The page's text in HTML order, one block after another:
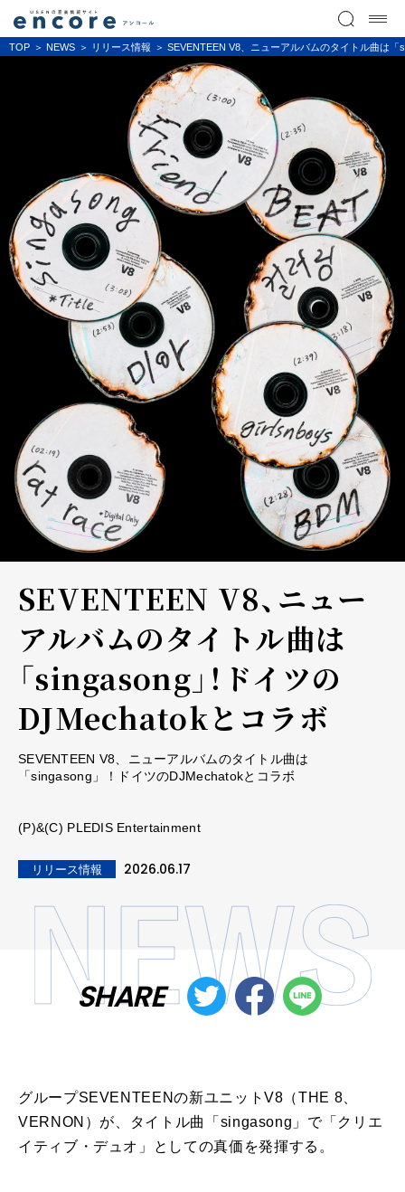
TOP NEWS リリース情報 SEVENTEEN V8、ニューアルバムのタイトル曲は
SEVENTEEN V8、ニュー
アルバムのタイトル曲は
「singasong」！ドイツの
DJMechatokとコラボ
SEVENTEEN V8、ニューアルバムのタイトル曲は
「singasong」！ドイツのDJMechatokとコラボ
(P)&(C) PLEDIS Entertainment
リリース情報 2026.06.17
SHARE
グループSEVENTEENの新ユニットV8 （THE 8、
VERNON）が、
タイトル曲 「 singasong 」で「クリエ
イティブ・デュオ」としての真価を発揮する。